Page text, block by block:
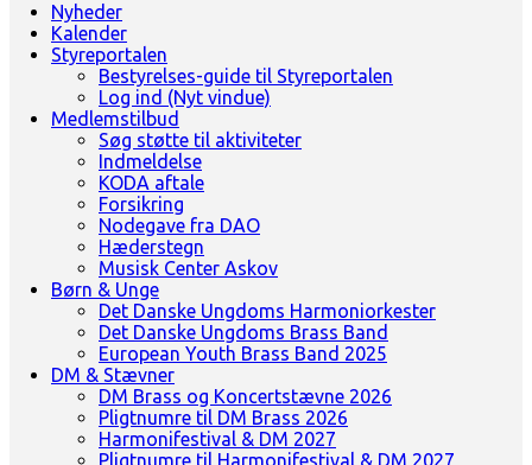
Dansk Amatør Orkesterforbund - DAO
Landsorganisation for amatørblæserorkestre
Nyheder
Kalender
Styreportalen
Bestyrelses-guide til Styreportalen
Log ind (Nyt vindue)
Medlemstilbud
Søg støtte til aktiviteter
Indmeldelse
KODA aftale
Forsikring
Nodegave fra DAO
Hæderstegn
Musisk Center Askov
Børn & Unge
Det Danske Ungdoms Harmoniorkester
Det Danske Ungdoms Brass Band
European Youth Brass Band 2025
DM & Stævner
DM Brass og Koncertstævne 2026
Pligtnumre til DM Brass 2026
Harmonifestival & DM 2027
Pligtnumre til Harmonifestival & DM 2027